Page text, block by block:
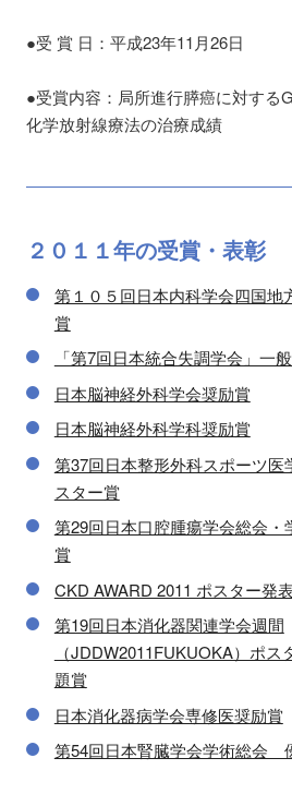
●受 賞 日：平成23年11月26日
●受賞内容：局所進行膵癌に対する
化学放射線療法の治療成績
２０１１年の受賞・表彰
第１０５回日本内科学会四国
賞
「第7回日本統合失調学会」一
日本脳神経外科学会奨励賞
日本脳神経外科学科奨励賞
第37回日本整形外科スポーツ
スター賞
第29回日本口腔腫瘍学会総会・
賞
CKD AWARD 2011 ポスター発
第19回日本消化器関連学会週間
（JDDW2011FUKUOKA）ポ
題賞
日本消化器病学会専修医奨励賞
第54回日本腎臓学会学術総会